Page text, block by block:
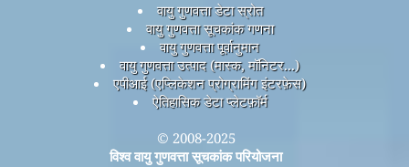
वायु गुणवत्ता डेटा स्रोत
वायु गुणवत्ता सूचकांक गणना
वायु गुणवत्ता पूर्वानुमान
वायु गुणवत्ता उत्पाद (मास्क, मॉनिटर...)
एपीआई (एप्लिकेशन प्रोग्रामिंग इंटरफ़ेस)
ऐतिहासिक डेटा प्लेटफ़ॉर्म
© 2008-2025
विश्व वायु गुणवत्ता सूचकांक परियोजना